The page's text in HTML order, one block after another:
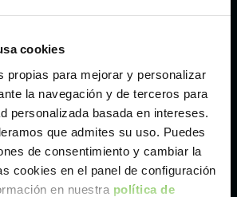
cookies
propias para mejorar y personalizar
la navegación y de terceros para
personalizada basada en intereses.
que admites su uso. Puedes
de consentimiento y cambiar la
cookies en el panel de configuración
en nuestra política de